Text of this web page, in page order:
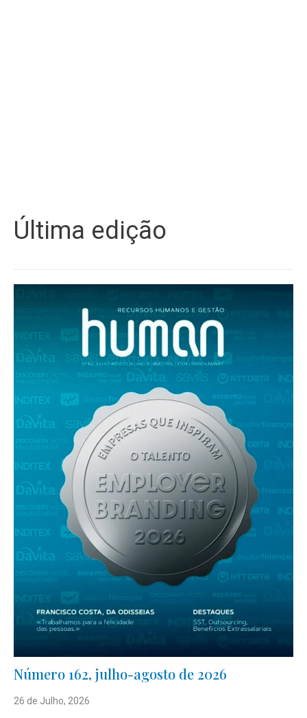
Última edição
Número 162, julho-agosto de 2026
26 de Julho, 2026